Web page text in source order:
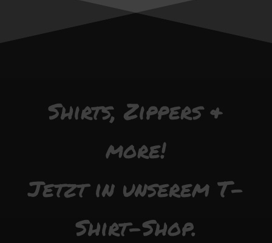
Shirts, Zippers &
more!
Jetzt in unserem T-
Shirt-Shop.